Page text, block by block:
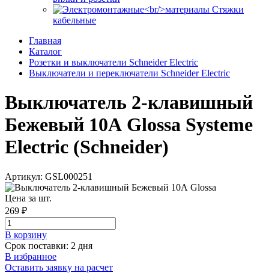
Стяжки
кабельные
Главная
Каталог
Розетки и выключатели Schneider Electric
Выключатели и переключатели Schneider Electric
Выключатель 2-клавишный
Бежевый 10А Glossa Systeme
Electric (Schneider)
Артикул: GSL000251
Цена за шт.
269 ₽
В корзинy
Срок поставки: 2 дня
В избранное
Оставить заявку на расчет